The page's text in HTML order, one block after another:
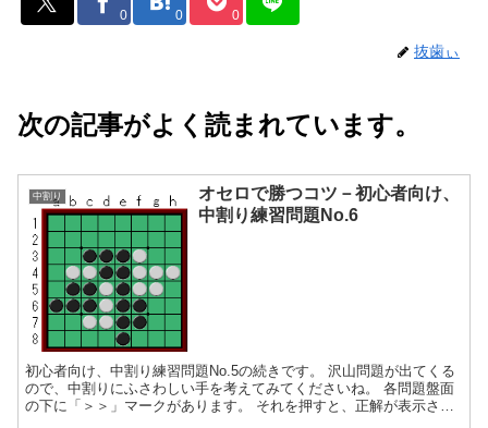
0 0 0
抜歯ぃ
次の記事がよく読まれています。
中割り
オセロで勝つコツ－初心者向け、
中割り練習問題No.6
初心者向け、中割り練習問題No.5の続きです。 沢山問題が出てくる
ので、中割りにふさわしい手を考えてみてくださいね。 各問題盤面
の下に「＞＞」マークがあります。 それを押すと、正解が表示され